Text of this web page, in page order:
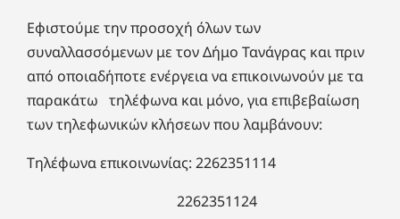
Εφιστούμε την προσοχή όλων των
συναλλασσόμενων με τον Δήμο Τανάγρας και πριν
από οποιαδήποτε ενέργεια να επικοινωνούν με τα
παρακάτω τηλέφωνα και μόνο, για επιβεβαίωση
των τηλεφωνικών κλήσεων που λαμβάνουν:
Τηλέφωνα επικοινωνίας: 2262351114
2262351124